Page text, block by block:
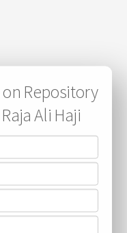
Repository
Ali Haji